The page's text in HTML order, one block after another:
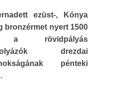
ezüst-, Kónya
bronzérmet nyert 1500
a rövidpályás
drezdai
pénteki